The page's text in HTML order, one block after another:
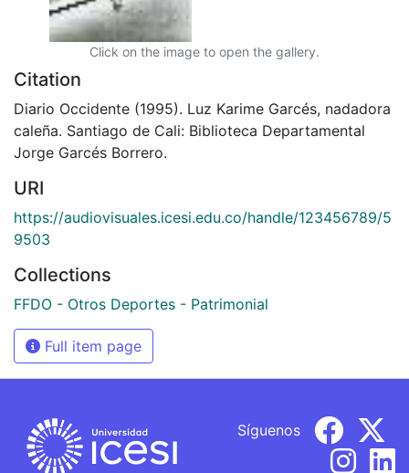
Click on the image to open the gallery.
Citation
Diario Occidente (1995). Luz Karime Garcés, nadadora
caleña. Santiago de Cali: Biblioteca Departamental
Jorge Garcés Borrero.
URI
https://audiovisuales.icesi.edu.co/handle/123456789/5
9503
Collections
FFDO - Otros Deportes - Patrimonial
Full item page
Síguenos